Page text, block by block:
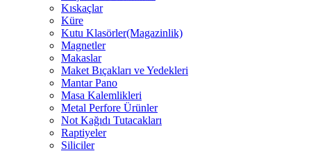
Kıskaçlar
Küre
Kutu Klasörler(Magazinlik)
Magnetler
Makaslar
Maket Bıçakları ve Yedekleri
Mantar Pano
Masa Kalemlikleri
Metal Perfore Ürünler
Not Kağıdı Tutacakları
Raptiyeler
Siliciler